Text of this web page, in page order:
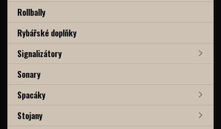
Rollbally
Rybářské doplňky
Signalizátory
Sonary
Spacáky
Stojany